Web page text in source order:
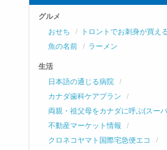
グルメ
おせち
トロントでお刺身が買え
魚の名前
ラーメン
生活
日本語の通じる病院
カナダ歯科ケアプラン
両親・祖父母をカナダに呼ぶ(スー
不動産マーケット情報
クロネコヤマト国際宅急便エコ